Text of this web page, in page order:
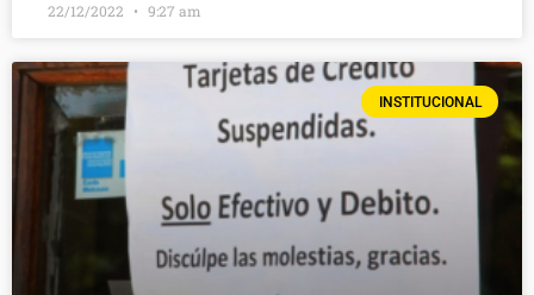
22/12/2022 9:27 am
INSTITUCIONAL